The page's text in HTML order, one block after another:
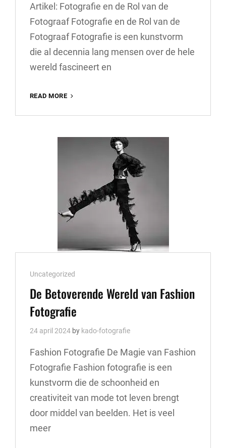
Artikel: Fotografie en de Rol van de
Fotograaf Fotografie en de Rol van de
Fotograaf Fotografie is een kunstvorm
die al decennia lang mensen over de hele
wereld fascineert en
READ MORE
VAN
DE
FOTOGRAAF
Cat
Links
Uncategorized
De Betoverende Wereld van Fashion
Fotografie
24 april 2024 by kado-fotografie
Fashion Fotografie De Magie van Fashion
Fotografie Fashion fotografie is een
kunstvorm die de schoonheid en
creativiteit van mode tot leven brengt
door middel van beelden. Het is veel
meer